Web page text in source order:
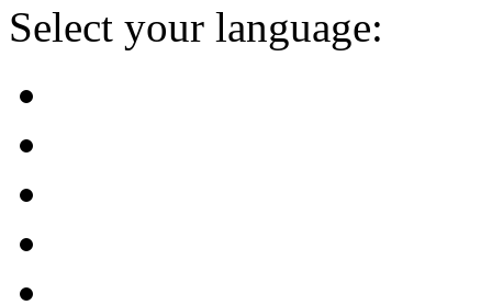
Select your language: